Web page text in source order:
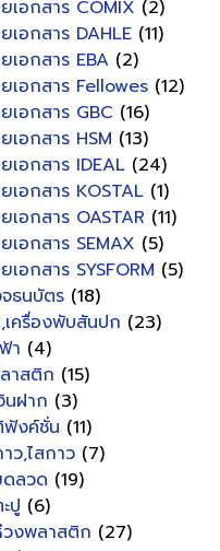
เอกสาร COMIX (2)
เอกสาร DAHLE (11)
เอกสาร EBA (2)
เอกสาร Fellowes (12)
เอกสาร GBC (16)
เอกสาร HSM (13)
เอกสาร IDEAL (24)
เอกสาร KOSTAL (1)
เอกสาร OASTAR (11)
เอกสาร SEMAX (5)
เอกสาร SYSFORM (5)
ธนบัตร (18)
เครื่องพับสันปก (23)
า (4)
าสติก (15)
นฝาก (3)
ฟังค์ชั่น (11)
ว,ไสกาว (7)
ดลวด (19)
ปู (6)
วงพลาสติก (27)